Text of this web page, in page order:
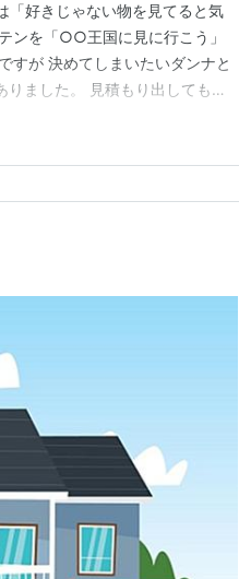
好きじゃない物を見てると気
ンを「○○王国に見に行こう」
すが 決めてしまいたいダンナと
ました。 見積もり出してもら
て下さい。この中でしたら」 無